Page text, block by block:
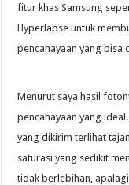
fitur khas Samsung
Hyperlapse untuk
pencahayaan yang bisa
Menurut saya hasil
pencahayaan yang
yang dikirim terlihat
saturasi yang sedikit
tidak berlebihan,